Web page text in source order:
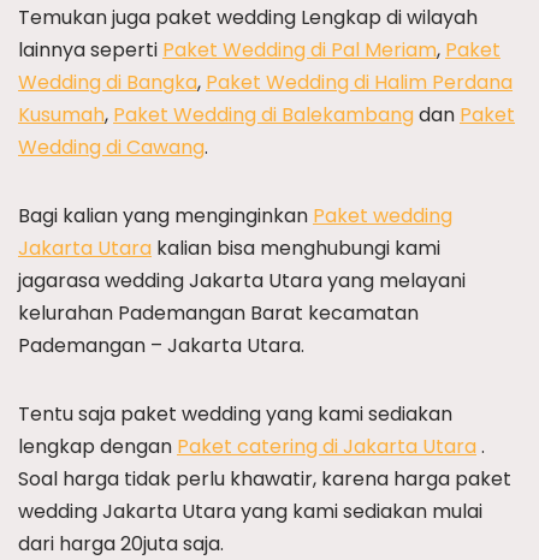
Temukan juga paket wedding Lengkap di wilayah
lainnya seperti Paket Wedding di Pal Meriam, Paket
Wedding di Bangka, Paket Wedding di Halim Perdana
Kusumah, Paket Wedding di Balekambangdan Paket
Wedding di Cawang.
Bagi kalian yang menginginkan Paket wedding
Jakarta Utara kalian bisa menghubungi kami
jagarasa wedding Jakarta Utara yang melayani
kelurahan Pademangan Barat kecamatan
Pademangan – Jakarta Utara.
Tentu saja paket wedding yang kami sediakan
lengkap dengan Paket catering di Jakarta Utara.
Soal harga tidak perlu khawatir, karena harga paket
wedding Jakarta Utara yang kami sediakan mulai
dari harga 20juta saja.